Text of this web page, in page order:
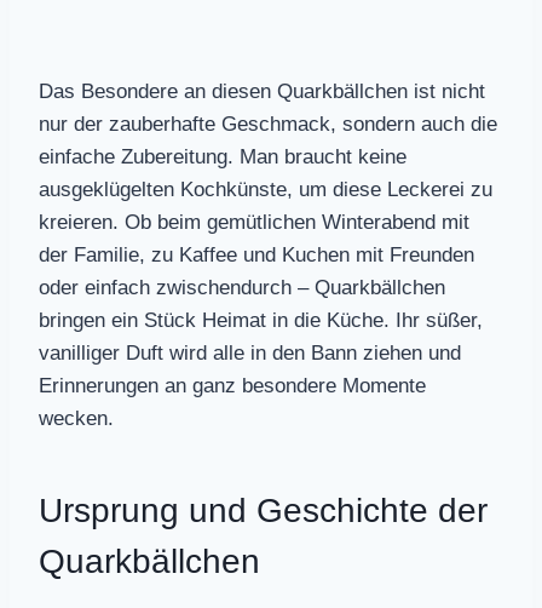
Das Besondere an diesen Quarkbällchen ist nicht
nur der zauberhafte Geschmack, sondern auch die
einfache Zubereitung. Man braucht keine
ausgeklügelten Kochkünste, um diese Leckerei zu
kreieren. Ob beim gemütlichen Winterabend mit
der Familie, zu Kaffee und Kuchen mit Freunden
oder einfach zwischendurch – Quarkbällchen
bringen ein Stück Heimat in die Küche. Ihr süßer,
vanilliger Duft wird alle in den Bann ziehen und
Erinnerungen an ganz besondere Momente
wecken.
Ursprung und Geschichte der
Quarkbällchen